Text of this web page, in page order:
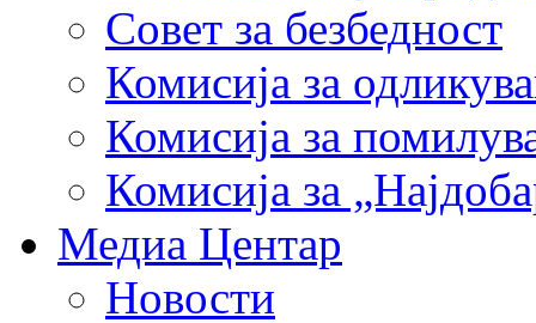
Совет за безбедност
Комисија за
Комисија за
Комисија за
Медиа Центар
Новости